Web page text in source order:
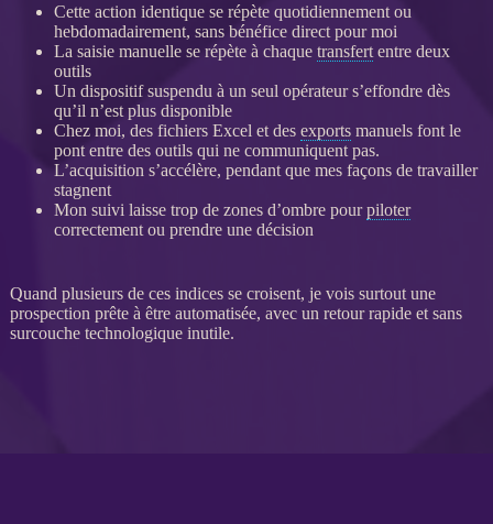
Cette action identique se répète quotidiennement ou
hebdomadairement, sans bénéfice direct pour moi
La saisie manuelle se répète à chaque transfertentre deux
outils
Un dispositif suspendu à un seul opérateur s’effondre dès
qu’il n’est plus disponible
Chez moi, des fichiers Excel et des exportsmanuels font le
pont entre des outils qui ne communiquent pas.
L’acquisition s’accélère, pendant que mes façons de travailler
stagnent
Mon suivi laisse trop de zones d’ombre pourpiloter
correctement ou prendre une décision
Quand plusieurs de ces indices se croisent, je vois surtout une
prospection prête à être automatisée, avec un retour rapide et sans
surcouche technologique inutile.